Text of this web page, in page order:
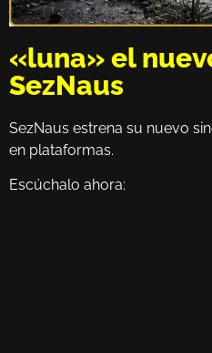
«luna» el
SezNaus
SezNaus estrena su nuevo
en plataformas.
Escúchalo ahora: